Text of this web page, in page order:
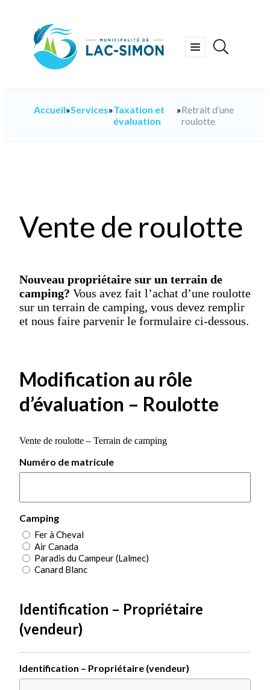
Ouvrir
Accueil»Services»Taxation et
évaluation
»Retrait d’une
roulotte
Vente de roulotte
Nouveau propriétaire sur un terrain de
camping? Vous avez fait l’achat d’une roulotte
sur un terrain de camping, vous devez remplir
et nous faire parvenir le formulaire ci-dessous.
Modification au rôle
d’évaluation – Roulotte
Vente de roulotte – Terrain de camping
Numéro de matricule
Camping
Fer à Cheval
Air Canada
Paradis du Campeur (Lalmec)
Canard Blanc
Identification – Propriétaire
(vendeur)
Identification – Propriétaire (vendeur)